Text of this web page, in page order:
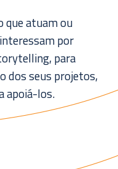
que atuam ou
por
para
dos seus projetos,
apoiá-los.